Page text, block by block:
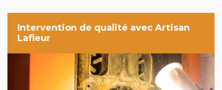
Intervention de qualité avec Artisan
Lafleur